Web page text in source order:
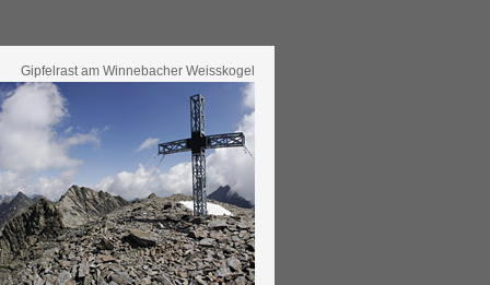
Gipfelrast am Winnebacher Weisskogel